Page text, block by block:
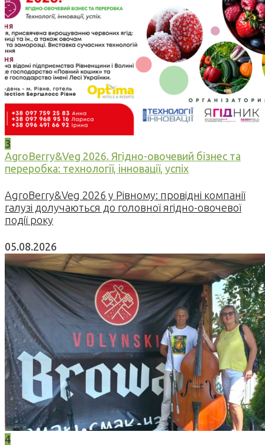
3
AgroBerry&Veg 2026. Ягідно-овочевий бізнес та
переробка: технології, інновації, успіх
AgroBerry&Veg 2026 у Рівному: провідні компанії
галузі долучаються до головної ягідно-овочевої
події року
05.08.2026
4